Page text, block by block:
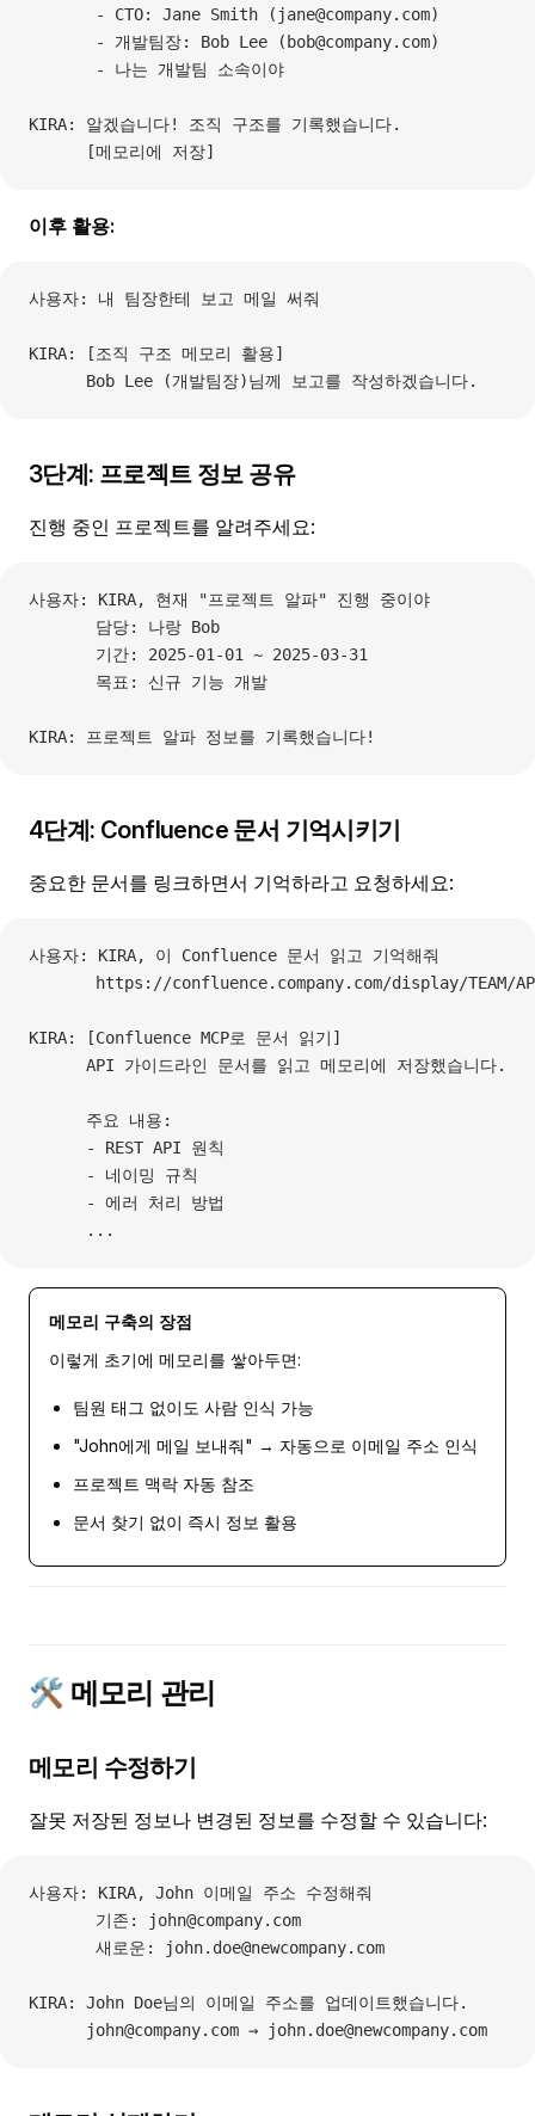
       - CTO: Jane Smith (jane@company.com)
       - 개발팀장: Bob Lee (bob@company.com)
       - 나는 개발팀 소속이야
KIRA: 알겠습니다! 조직 구조를 기록했습니다.
      [메모리에 저장]
이후 활용:
사용자: 내 팀장한테 보고 메일 써줘
KIRA: [조직 구조 메모리 활용]
      Bob Lee (개발팀장)님께 보고를 작성하겠습니다.
3단계: 프로젝트 정보 공유
진행 중인 프로젝트를 알려주세요:
사용자: KIRA, 현재 "프로젝트 알파" 진행 중이야
       담당: 나랑 Bob
       기간: 2025-01-01 ~ 2025-03-31
       목표: 신규 기능 개발
KIRA: 프로젝트 알파 정보를 기록했습니다!
4단계: Confluence 문서 기억시키기
중요한 문서를 링크하면서 기억하라고 요청하세요:
사용자: KIRA, 이 Confluence 문서 읽고 기억해줘
https://confluence.company.com/display/TEAM/
KIRA: [Confluence MCP로 문서 읽기]
      API 가이드라인 문서를 읽고 메모리에 저장했습니다.
      주요 내용:
      - REST API 원칙
      - 네이밍 규칙
      - 에러 처리 방법
      ...
메모리 구축의 장점
이렇게 초기에 메모리를 쌓아두면:
팀원 태그 없이도 사람 인식 가능
"John에게 메일 보내줘" → 자동으로 이메일 주소 인식
프로젝트 맥락 자동 참조
문서 찾기 없이 즉시 정보 활용
🛠️ 메모리 관리
메모리 수정하기
잘못 저장된 정보나 변경된 정보를 수정할 수 있습니다:
사용자: KIRA, John 이메일 주소 수정해줘
       기존: john@company.com
       새로운: john.doe@newcompany.com
KIRA: John Doe님의 이메일 주소를 업데이트했습니다.
      john@company.com → john.doe@newcompany.com